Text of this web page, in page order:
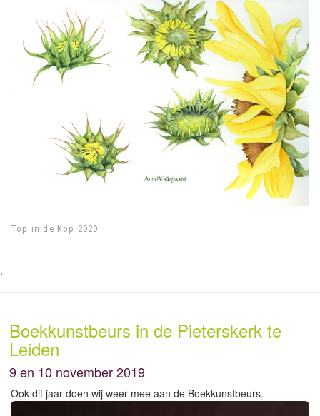
Top in de Kop 2020
.
Boekkunstbeurs in de Pieterskerk te
Leiden
9 en 10 november 2019
Ook dit jaar doen wij weer mee aan de Boekkunstbeurs.